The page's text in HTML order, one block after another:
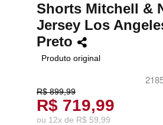
Shorts Mitchell &
Jersey Los
Preto
Produto original
R$ 899,99
R$ 719,99
ou 12x de R$ 59,99